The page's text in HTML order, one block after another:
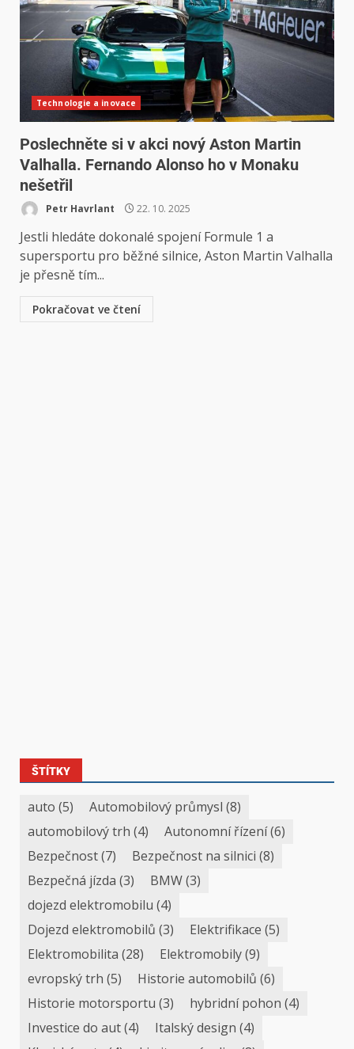
Technologie a inovace
Poslechněte si v akci nový Aston Martin
Valhalla. Fernando Alonso ho v Monaku
nešetřil
Petr Havrlant 22. 10. 2025
Jestli hledáte dokonalé spojení Formule 1 a
supersportu pro běžné silnice, Aston Martin Valhalla
je přesně tím...
Pokračovat ve čtení
ŠTÍTKY
auto (5) Automobilový průmysl (8)
automobilový trh (4) Autonomní řízení(6)
Bezpečnost(7) Bezpečnost na silnici (8)
Bezpečná jízda (3) BMW(3)
dojezd elektromobilu (4)
Dojezd elektromobilů (3) Elektrifikace (5)
Elektromobilita (28) Elektromobily(9)
evropský trh (5) Historie automobilů (6)
Historie motorsportu (3) hybridní pohon (4)
Investice do aut(4) Italský design (4)